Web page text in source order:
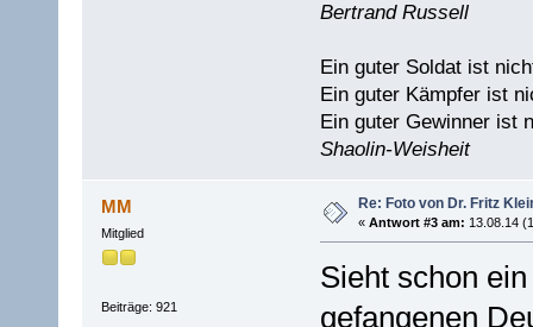
Bertrand Russell
Ein guter Soldat ist
Ein guter Kämpfer ist
Ein guter Gewinner ist
Shaolin-Weisheit
MM
Mitglied
Beiträge: 921
Re: Foto von Dr. Fritz
« Antwort #3 am: 13.08.14
Sieht schon
gefangenen